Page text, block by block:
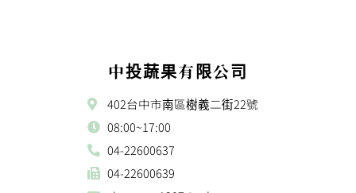
中投蔬果有限公司
402台中市南區樹義二街22號
08:00~17:00
04-22600637
04-22600639